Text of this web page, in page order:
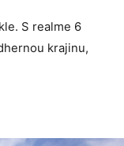
S realme 6
krajinu,